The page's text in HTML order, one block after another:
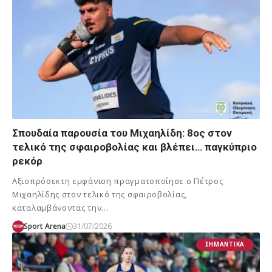
Σπουδαία παρουσία του Μιχαηλίδη: 8ος στον
τελικό της σφαιροβολίας και βλέπει… παγκύπριο
ρεκόρ
Αξιοπρόσεκτη εμφάνιση πραγματοποίησε ο Πέτρος
Μιχαηλίδης στον τελικό της σφαιροβολίας,
καταλαμβάνοντας την…
Sport Arena 31/07/2026
ΣΗΜΑΝΤΙΚΆ